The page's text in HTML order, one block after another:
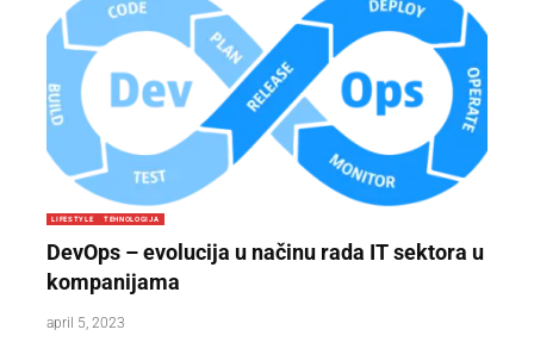
LIFESTYLE TEHNOLOGIJA
DevOps – evolucija u načinu rada IT sektora u
kompanijama
april 5, 2023